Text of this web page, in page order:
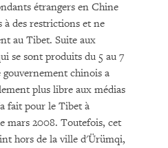
étrangers en Chine
des restrictions et ne
au Tibet. Suite aux
se sont produits du 5 au 7
chinois a
plus libre aux médias
fait pour le Tibet à
mars 2008. Toutefois, cet
hors de la ville d'Ürümqi,